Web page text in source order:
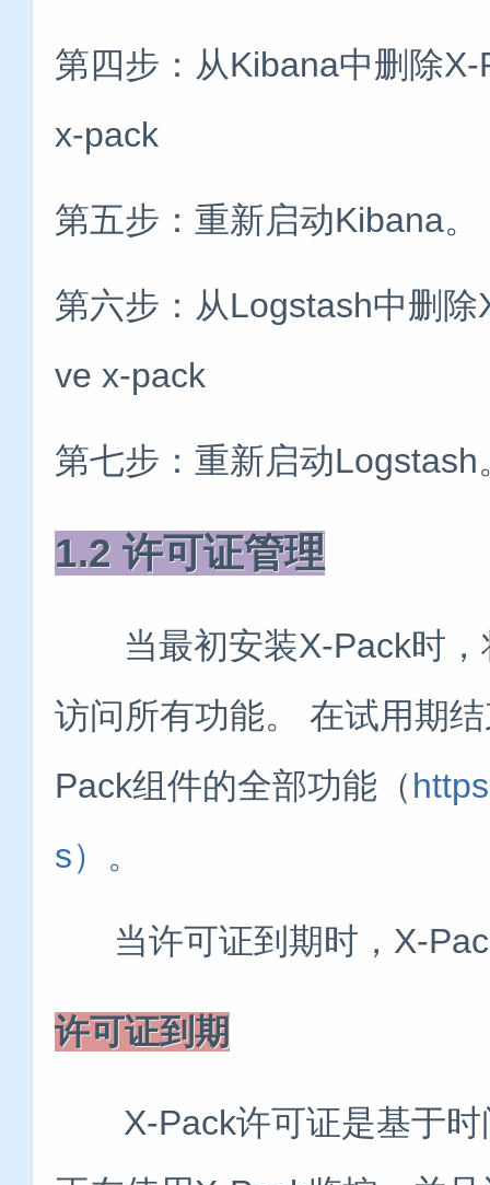
第四步：从Kibana中删除
x-pack
第五步：重新启动Kibana。
第六步：从Logstash中删
ve x-pack
第七步：重新启动Logstash
1.2 许可证管理
当最初安装X-Pack时，
访问所有功能。 在试用期
Pack组件的全部功能（
s）。
当许可证到期时，X-
许可证到期
X-Pack许可证是基于时